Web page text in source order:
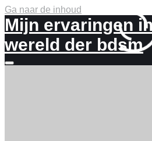
Ga naar de inhoud
Mijn ervaringen
wereld der bdsm
Meer